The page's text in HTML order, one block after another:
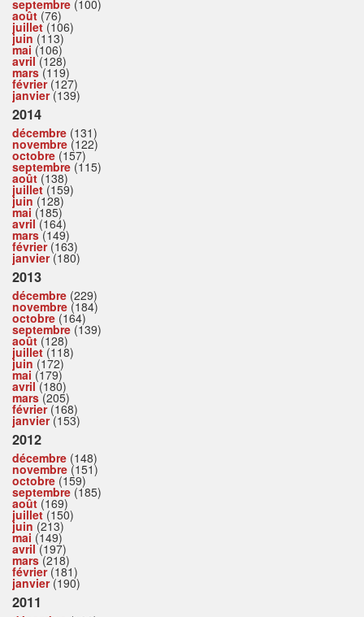
septembre (100)
août (76)
juillet(106)
juin (113)
mai (106)
avril(128)
mars(119)
février(127)
janvier(139)
2014
décembre (131)
novembre (122)
octobre (157)
septembre (115)
août (138)
juillet(159)
juin (128)
mai (185)
avril(164)
mars(149)
février(163)
janvier(180)
2013
décembre (229)
novembre (184)
octobre (164)
septembre (139)
août (128)
juillet(118)
juin (172)
mai (179)
avril(180)
mars(205)
février(168)
janvier(153)
2012
décembre (148)
novembre (151)
octobre (159)
septembre (185)
août (169)
juillet(150)
juin (213)
mai (149)
avril(197)
mars(218)
février(181)
janvier(190)
2011